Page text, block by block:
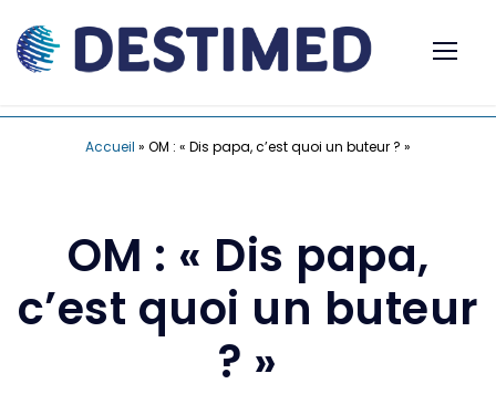
Accueil » OM : « Dis papa, c’est quoi un buteur ? »
OM : « Dis papa,
c’est quoi un buteur
? »